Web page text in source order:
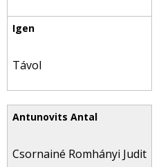
Távol
Csornainé Romhányi Judit